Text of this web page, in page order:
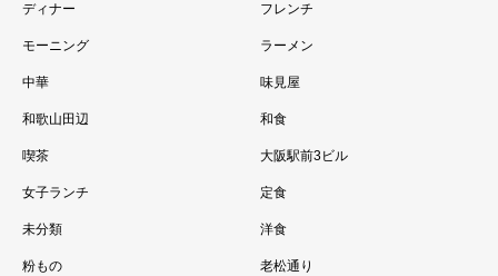
ディナー フレンチ
モーニング ラーメン
中華 味見屋
和歌山田辺 和食
喫茶 大阪駅前3ビル
女子ランチ 定食
未分類 洋食
粉もの 老松通り